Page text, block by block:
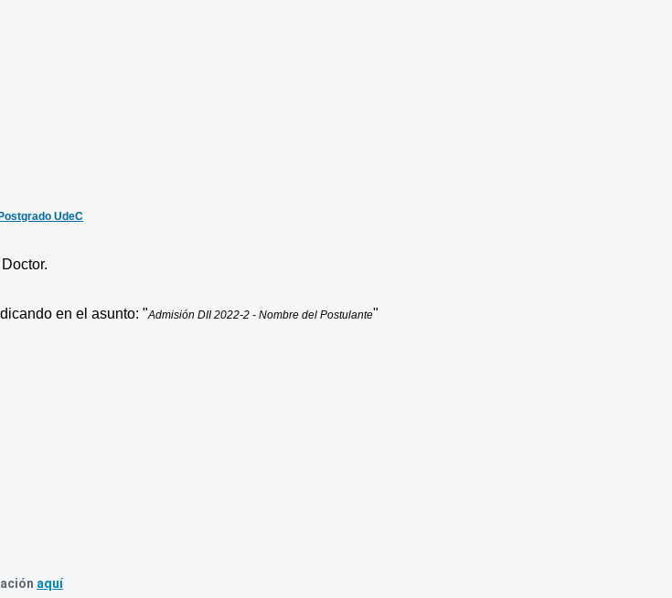
UdeC
en el asunto: "Admisión DII 2022-2 - Nombre del Postulante"
aquí